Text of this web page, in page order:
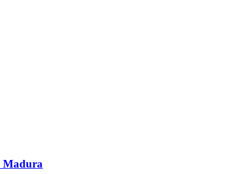
Madura